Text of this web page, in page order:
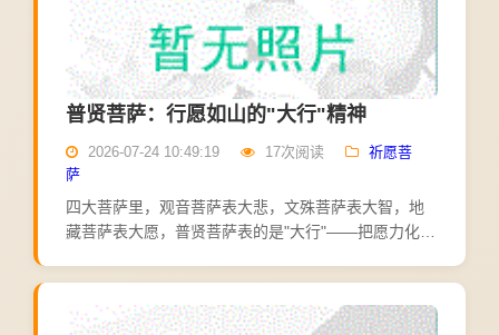
普贤菩萨：行愿如山的"大行"精神
2026-07-24 10:49:19 17次阅读
祈愿菩
萨
四大菩萨里，观音菩萨表大悲，文殊菩萨表大智，地
藏菩萨表大愿，普贤菩萨表的是"大行"——把愿力化为
启智、存孝，普贤菩萨教人的是最难的一步：行。普
贤菩萨的道场...